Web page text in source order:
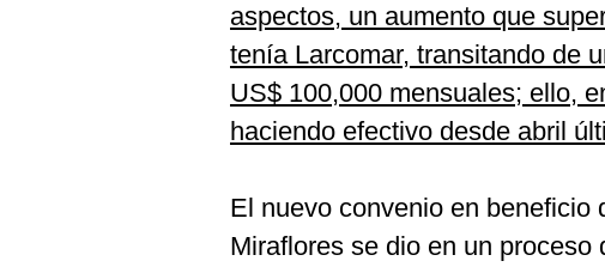
aspectos, un aumento que
tenía Larcomar, transitando de
US$ 100,000 mensuales; ello,
haciendo efectivo desde abril
El nuevo convenio en beneficio
Miraflores se dio en un proceso